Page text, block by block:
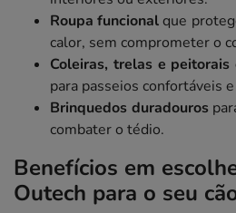
Roupa funcionalque
calor, sem comprometer o
Coleiras, trelas e peitorais
para passeios confortáveis
Brinquedos duradouros
combater o tédio.
Benefícios em
Outech para o seu